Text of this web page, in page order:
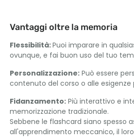
Vantaggi oltre la memoria
Flessibilità:Puoi imparare in
ovunque, e fai buon uso del tuo
Personalizzazione: Può essere
contenuto del corso o alle esigenze
Fidanzamento: Più interattivo e
memorizzazione tradizionale.
Sebbene le flashcard siano spesso
all'apprendimento meccanico, il